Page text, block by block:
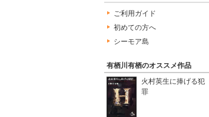
ご利用ガイド
初めての方へ
シーモア島
有栖川有栖のオススメ作品
火村英生に捧げる犯
罪